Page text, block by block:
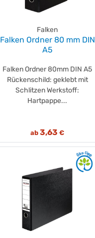
Falken
Falken Ordner 80 mm DIN
A5
Falken Ordner 80mm DIN A5
Rückenschild: geklebt mit
Schlitzen Werkstoff:
Hartpappe...
ab3,63 €